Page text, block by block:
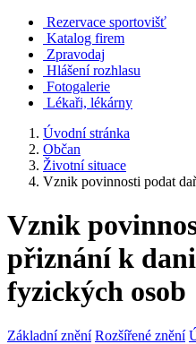
Rezervace sportovišť
Katalog firem
Zpravodaj
Hlášení rozhlasu
Fotogalerie
Lékaři, lékárny
Úvodní stránka
Občan
Životní situace
Vznik povinnosti podat
Vznik
přiznání k
fyzických osob
Základní znění Rozšířené znění